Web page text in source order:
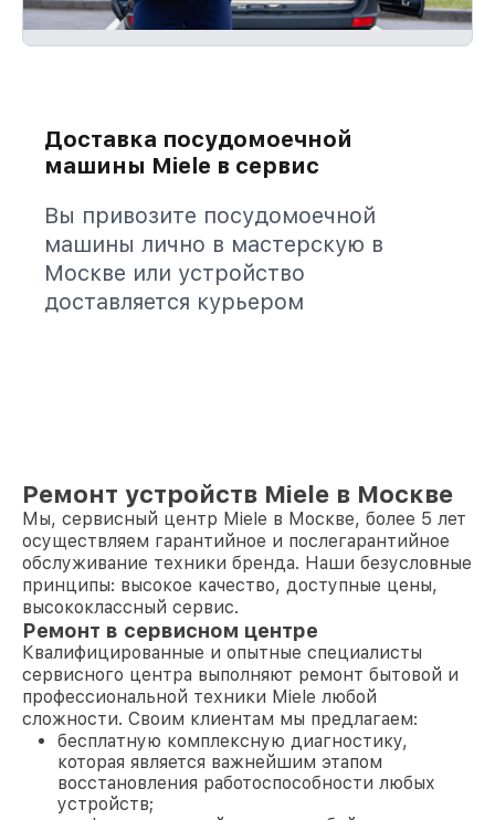
Доставка посудомоечной
машины Miele в сервис
Вы привозите посудомоечной
машины лично в мастерскую в
Москве или устройство
доставляется курьером
Ремонт устройств Miele в Москве
Мы, сервисный центр Miele в Москве, более 5 лет
осуществляем гарантийное и послегарантийное
обслуживание техники бренда. Наши безусловные
принципы: высокое качество, доступные цены,
высококлассный сервис.
Ремонт в сервисном центре
Квалифицированные и опытные специалисты
сервисного центра выполняют ремонт бытовой и
профессиональной техники Miele любой
сложности. Своим клиентам мы предлагаем:
бесплатную комплексную диагностику,
которая является важнейшим этапом
восстановления работоспособности любых
устройств;